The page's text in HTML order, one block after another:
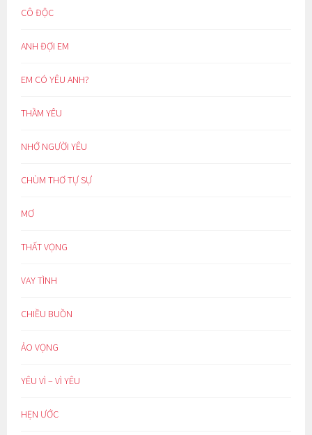
CÔ ĐỘC
ANH ĐỢI EM
EM CÓ YÊU ANH?
THẦM YÊU
NHỚ NGƯỜI YÊU
CHÙM THƠ TỰ SỰ
MƠ
THẤT VỌNG
VAY TÌNH
CHIỀU BUỒN
ẢO VỌNG
YÊU VÌ – VÌ YÊU
HẸN ƯỚC